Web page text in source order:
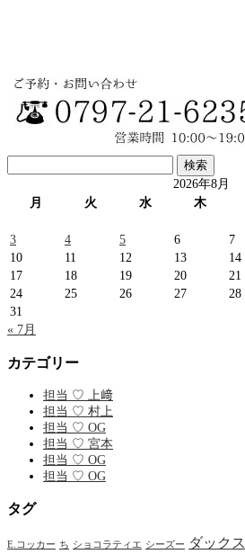
索:
2026年8月
月
火 水 木
3
4 5 6 7
10
11 12 13 14
17
18 19 20 21
24
25 26 27 28
31
« 7月
カテゴリー
担当 ♡ 上﨑
担当 ♡ 村上
担当 ♡ OG
担当 ♡ 宮本
担当 ♡ OG
担当 ♡ OG
タグ
E.コッカー ち ショコラティエ シーズー ダックス